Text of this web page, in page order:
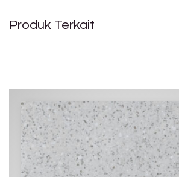
Produk Terkait